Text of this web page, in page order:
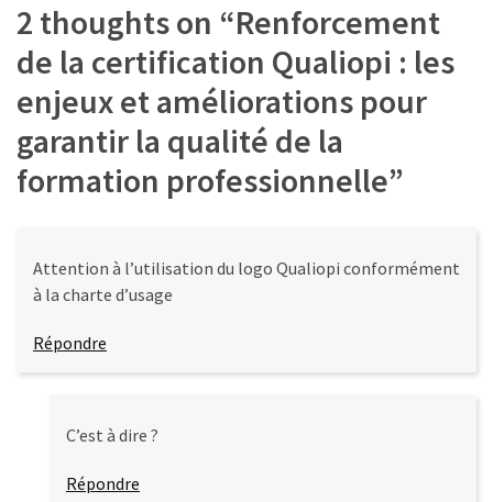
2 thoughts on “Renforcement
de la certification Qualiopi : les
enjeux et améliorations pour
garantir la qualité de la
formation professionnelle”
Attention à l’utilisation du logo Qualiopi conformément
à la charte d’usage
Répondre
C’est à dire ?
Répondre